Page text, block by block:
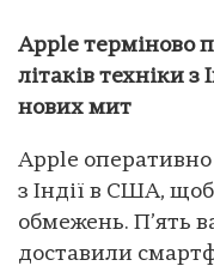
Apple терміново
літаків техніки
нових мит
Apple оперативно
з Індії в США,
обмежень. П’ять
доставили